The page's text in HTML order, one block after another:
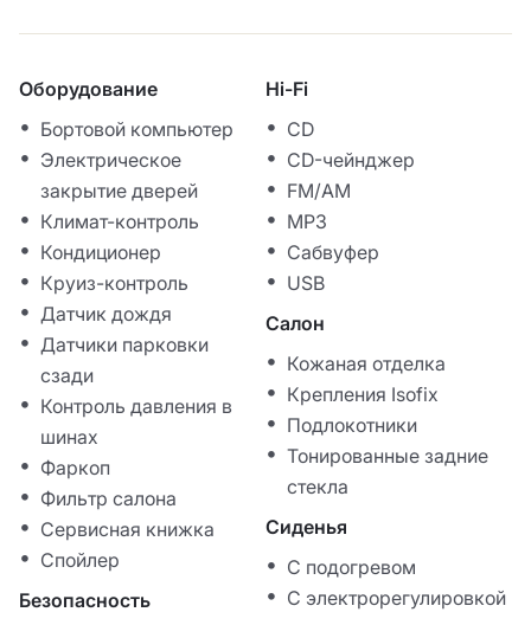
Оборудование
Бортовой компьютер
Электрическое
закрытие дверей
Климат-контроль
Кондиционер
Круиз-контроль
Датчик дождя
Датчики парковки
сзади
Контроль давления в
шинах
Фаркоп
Фильтр салона
Сервисная книжка
Спойлер
Безопасность
Hi-Fi
CD
CD-чейнджер
FM/AM
MP3
Сабвуфер
USB
Салон
Кожаная отделка
Крепления Isofix
Подлокотники
Тонированные задние
стекла
Сиденья
С подогревом
С электрорегулировкой